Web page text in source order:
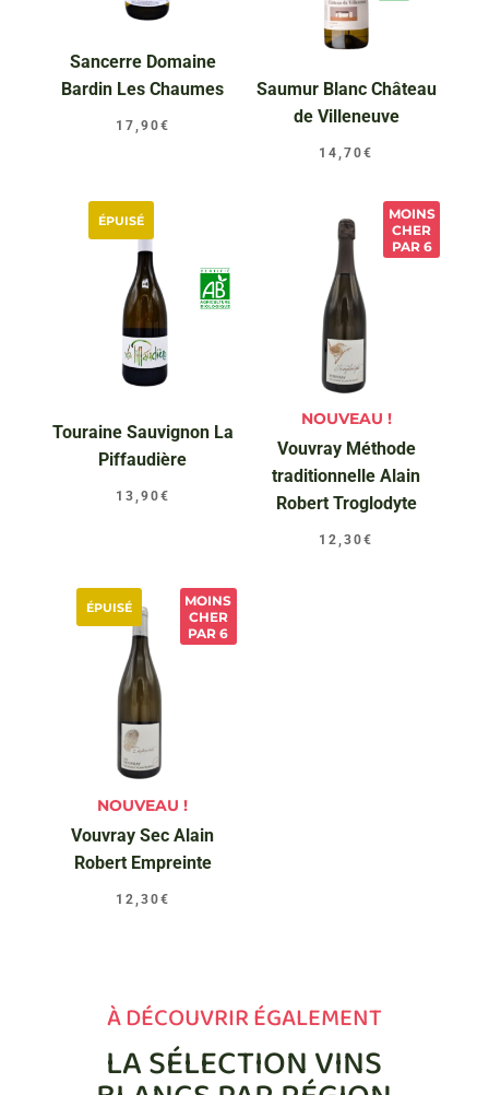
Sancerre Domaine
Bardin Les Chaumes
17,90€
Saumur Blanc Château
de Villeneuve
14,70€
ÉPUISÉ
Touraine Sauvignon La
Piffaudière
13,90€
MOINS
CHER
PAR 6
NOUVEAU !
Vouvray Méthode
traditionnelle Alain
Robert Troglodyte
12,30€
MOINS
CHER
PAR 6
ÉPUISÉ
NOUVEAU !
Vouvray Sec Alain
Robert Empreinte
12,30€
À DÉCOUVRIR ÉGALEMENT
LA SÉLECTION VINS